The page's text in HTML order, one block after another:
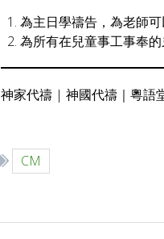
為主日學禱告，為老師
為所有在兒童事工事奉
神家代禱 |神國代禱 ｜粵語
CM